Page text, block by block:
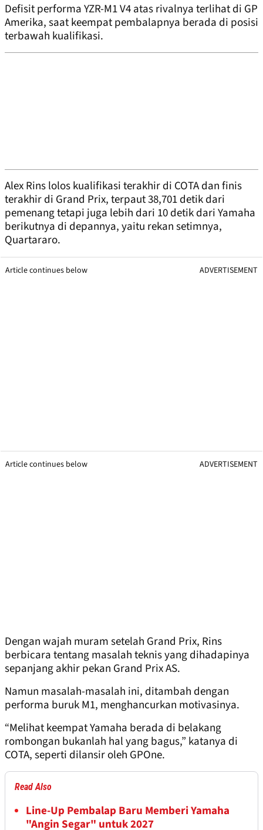
Defisit performa YZR-M1 V4 atas rivalnya terlihat di GP
Amerika, saat keempat pembalapnya berada di posisi
terbawah kualifikasi.
Alex Rins lolos kualifikasi terakhir di COTA dan finis
terakhir di Grand Prix, terpaut 38,701 detik dari
pemenang tetapi juga lebih dari 10 detik dari Yamaha
berikutnya di depannya, yaitu rekan setimnya,
Quartararo.
Article continues below ADVERTISEMENT
Article continues below ADVERTISEMENT
Dengan wajah muram setelah Grand Prix, Rins
berbicara tentang masalah teknis yang dihadapinya
sepanjang akhir pekan Grand Prix AS.
Namun masalah-masalah ini, ditambah dengan
performa buruk M1, menghancurkan motivasinya.
“Melihat keempat Yamaha berada di belakang
rombongan bukanlah hal yang bagus,” katanya di
COTA, seperti dilansir oleh GPOne.
Read Also
Line-Up Pembalap Baru Memberi Yamaha
"Angin Segar" untuk 2027